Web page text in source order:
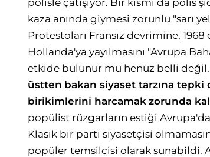
polisle çatışıyor. Bir kısmı da
kaza anında giymesi zorunlu "sarı
Protestoları Fransız devrimine,
Hollanda'ya yayılmasını "Avrupa
etkide bulunur mu henüz belli
üstten bakan siyaset tarzına tepki
birikimlerini harcamak zorunda
popülist rüzgarların estiği
Klasik bir parti siyasetçisi
popüler temsilcisi olarak sunabildi.